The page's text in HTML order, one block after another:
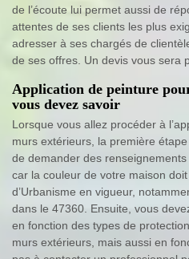
de l’écoute lui permet aussi de
attentes de ses clients les plus
adresser à ses chargés de
de ses offres. Un devis vous sera
Application de peinture
vous devez savoir
Lorsque vous allez procéder à
murs extérieurs, la première
de demander des
car la couleur de votre maison
d’Urbanisme en vigueur,
dans le 47360. Ensuite, vous
en fonction des types de
murs extérieurs, mais aussi en